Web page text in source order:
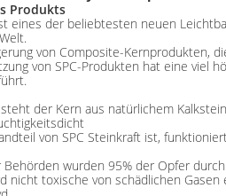
Produkts
eines der beliebtesten neuen
von Composite-Kernprodukten,
von SPC-Produkten hat eine viel
der Kern aus natürlichem
von SPC Steinkraft ist,
Behörden wurden 95% der Opfer
nicht toxische von schädlichen Gasen